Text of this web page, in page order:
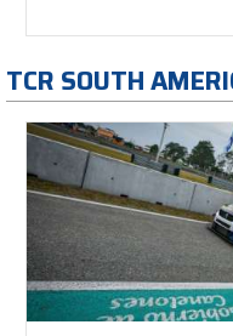
TCR SOUTH